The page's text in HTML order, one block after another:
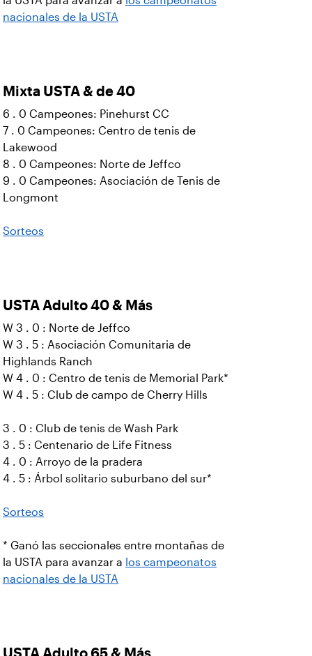
nacionales de la USTA
Mixta USTA & de 40
6 . 0 Campeones: Pinehurst CC
7 . 0 Campeones: Centro de tenis de
Lakewood
8 . 0 Campeones: Norte de Jeffco
9 . 0 Campeones: Asociación de Tenis de
Longmont
Sorteos
USTA Adulto 40 & Más
W 3 . 0 : Norte de Jeffco
W 3 . 5 : Asociación Comunitaria de
Highlands Ranch
W 4 . 0 : Centro de tenis de Memorial Park*
W 4 . 5 : Club de campo de Cherry Hills
3 . 0 : Club de tenis de Wash Park
3 . 5 : Centenario de Life Fitness
4 . 0 : Arroyo de la pradera
4 . 5 : Árbol solitario suburbano del sur*
Sorteos
* Ganó las seccionales entre montañas de
la USTA para avanzar a los campeonatos
nacionales de la USTA
USTA Adulto 65 & Más